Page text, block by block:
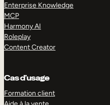
Enterprise Knowledge
MCP
Harmony AI
Roleplay
Content Creator
Cas d’usage
Formation client